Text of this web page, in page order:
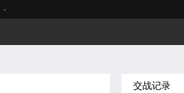
交战记录